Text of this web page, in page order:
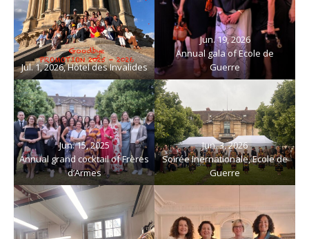
Jul. 1, 2026, Hôtel des Invalides
Jun. 19, 2026
Annual gala of Ecole de
Guerre
Jun. 15, 2025
Annual grand cocktail of Frères
d’Armes
Jun. 3, 2026
Soirée Inernationale, Ecole de
Guerre